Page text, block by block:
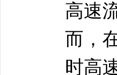
高速
而，
时高